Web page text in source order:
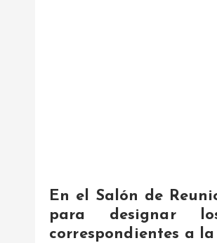
En el Salón de
para designar
correspondientes a